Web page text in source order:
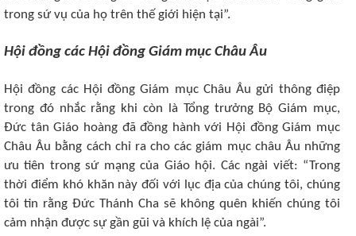
trong sứ vụ của họ trên thế giới hiện tại”.
Hội đồng các Hội đồng Giám mục Châu Âu
Hội đồng các Hội đồng Giám mục Châu Âu gửi thông điệp
trong đó nhắc rằng khi còn là Tổng trưởng Bộ Giám mục,
Đức tân Giáo hoàng đã đồng hành với Hội đồng Giám mục
Châu Âu bằng cách chỉ ra cho các giám mục châu Âu những
ưu tiên trong sứ mạng của Giáo hội. Các ngài viết: “Trong
thời điểm khó khăn này đối với lục địa của chúng tôi, chúng
tôi tin rằng Đức Thánh Cha sẽ không quên khiến chúng tôi
cảm nhận được sự gần gũi và khích lệ của ngài”.